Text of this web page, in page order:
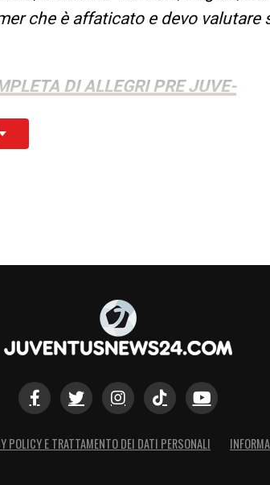
che è affaticato e devo valutare
DI ALLEGRI PRE JUVE-
POLICY E TRATTAMENTO DEI DATI PERSONALI